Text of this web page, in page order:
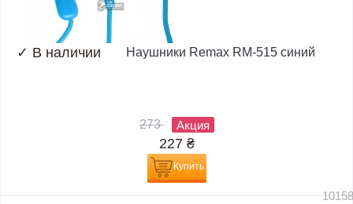
✓ В наличии Наушники Remax RM-515 синий
273 Акция
227 ₴
Купить